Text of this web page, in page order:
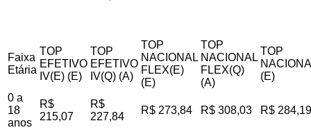
Faixa
Etária
TOP
EFETIVO
IV(E) (E)
TOP
EFETIVO
IV(Q) (A)
TOP
NACIONAL
FLEX(E)
(E)
TOP
NACIONAL
FLEX(Q)
(A)
TOP
(E)
0 a
18
anos
R$
215,07
R$
227,84
R$ 273,84 R$ 308,03 R$ 284,19